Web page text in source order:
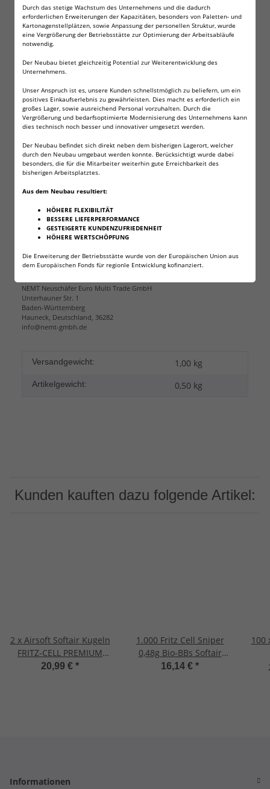
Durch das stetige Wachstum des Unternehmens und die dadurch
erforderlichen Erweiterungen der Kapazitäten, besonders von Paletten- und
Kartonagenstellplätzen, sowie Anpassung der personellen Struktur, wurde
eine Vergrößerung der Betriebsstätte zur Optimierung der Arbeitsabläufe
notwendig.
Der Neubau bietet gleichzeitig Potential zur Weiterentwicklung des
Unternehmens.
Unser Anspruch ist es, unsere Kunden schnellstmöglich zu beliefern, um ein
positives Einkaufserlebnis zu gewährleisten. Dies macht es erforderlich ein
großes Lager, sowie ausreichend Personal vorzuhalten. Durch die
Vergrößerung und bedarfsoptimierte Modernisierung des Unternehmens kann
dies technisch noch besser und innovativer umgesetzt werden.
Der Neubau befindet sich direkt neben dem bisherigen Lagerort, welcher
durch den Neubau umgebaut werden konnte. Berücksichtigt wurde dabei
besonders, die für die Mitarbeiter weiterhin gute Erreichbarkeit des
bisherigen Arbeitsplatztes.
Aus dem Neubau resultiert:
HÖHERE FLEXIBILITÄT
BESSERE LIEFERPERFORMANCE
GESTEIGERTE KUNDENZUFRIEDENHEIT
HÖHERE WERTSCHÖPFUNG
Die Erweiterung der Betriebsstätte wurde von der Europäischen Union aus
dem Europäischen Fonds für regionle Entwicklung kofinanziert.
Fritz-Cell Airsoft Universal Speedloader inkl. Pistolen
Adapter für 90x 6mm Softair BB für schnelles
nachladen der Premium Airsoft 6MM BB Munition
Material: Speedloader + Adapter aus ABS (Acrylamide
Butadiene Styrene) mit Stahlfeder
Benutzerfreundliches, kompaktes Design, einfach zu
bedienen
Einfache Handhabung kompatibel zu allen Airsoft-
Pistolen, Softair-Pistolen und Gewehren.
KAPAZITÄT: 90 BB. Für alle Softairs 6 mm BB Kugeln
0,25g, 0,30g!
Angaben zur Produktsicherheit
NEMT Neuschäfer Euro Multi Trade GmbH
Unterhauner Str. 1
Baden-Württemberg
Hauneck, Deutschland, 36282
info@nemt-gmbh.de
Versandgewicht: 1,00 kg
Artikelgewicht: 0,50 kg
Kunden kauften dazu folgende Artikel:
2 x Airsoft Softair Kugeln
FRITZ-CELL PREMIUM
BIO BBs 6 mm 0,20g
20,99 € *
1.000 Fritz Cell Sniper
0,48g Bio-BBs Softair
Kugeln, Kaliber 6mm,
16,14 € *
100
Informationen